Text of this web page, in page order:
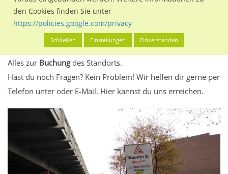
Standort, seine Reichweite und Werbewirkung sowie
eventuelle Beschränkungen in den zugelassenen
Werbeinhalten informieren.
Alles klar? Dann findest du direkt im unteren Teil dieser Seite
Alles zur Buchungdes Standorts.
Hast du noch Fragen? Kein Problem! Wir helfen dir gerne per
Telefon unter oder E-Mail. Hier kannst du uns erreichen.
den Cookies finden Sie unter
https://policies.google.com/privacy
Schließen Einstellungen Einverstanden